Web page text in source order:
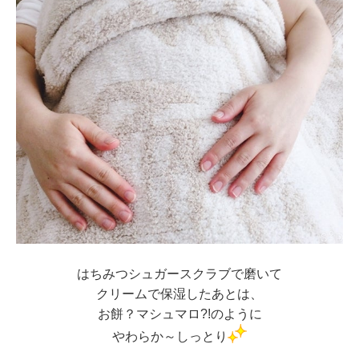
はちみつシュガースクラブで磨いて
クリームで保湿したあとは、
お餅？マシュマロ?!のように
やわらか～しっとり